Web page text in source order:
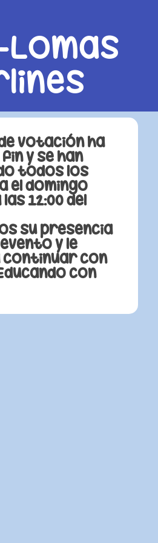
Lomas
votación ha
y se han
todos los
el domingo
12:00 del
su presencia
y le
continuar con
con